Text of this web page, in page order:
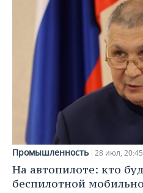
Промышленность 28 июл, 20:45
На автопилоте: кто
беспилотной